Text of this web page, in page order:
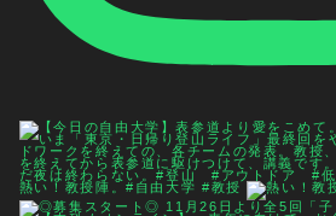
熱い！教授陣。#自由大学 #教授